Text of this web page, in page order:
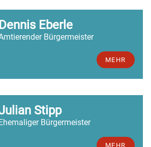
Dennis Eberle
Bürgermeister
MEHR
Stipp
Ehemaliger Bürgermeister
MEHR